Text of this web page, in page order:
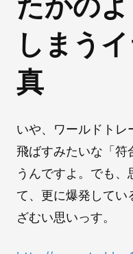
しまう
真
いや、ワールドトレ
飛ばすみたいな「符
うんですよ。でも
て、更に爆発してい
ざむい思いっす。